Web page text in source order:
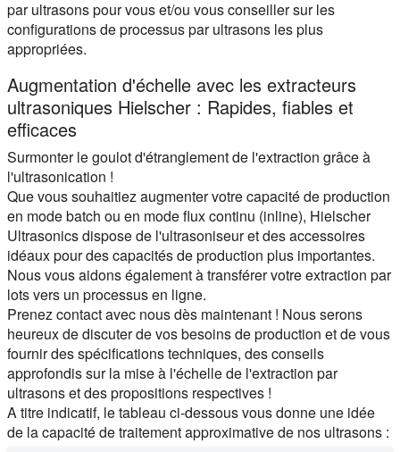
par ultrasons pour vous et/ou vous conseiller sur les
configurations de processus par ultrasons les plus
appropriées.
Augmentation d'échelle avec les extracteurs
ultrasoniques Hielscher : Rapides, fiables et
efficaces
Surmonter le goulot d'étranglement de l'extraction grâce à
l'ultrasonication !
Que vous souhaitiez augmenter votre capacité de production
en mode batch ou en mode flux continu (inline), Hielscher
Ultrasonics dispose de l'ultrasoniseur et des accessoires
idéaux pour des capacités de production plus importantes.
Nous vous aidons également à transférer votre extraction par
lots vers un processus en ligne.
Prenez contact avec nous dès maintenant ! Nous serons
heureux de discuter de vos besoins de production et de vous
fournir des spécifications techniques, des conseils
approfondis sur la mise à l'échelle de l'extraction par
ultrasons et des propositions respectives !
A titre indicatif, le tableau ci-dessous vous donne une idée
de la capacité de traitement approximative de nos ultrasons :